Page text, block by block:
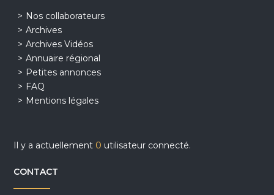
Nos collaborateurs
Archives
Archives Vidéos
Annuaire régional
Petites annonces
FAQ
Mentions légales
Il y a actuellement 0 utilisateur connecté.
CONTACT